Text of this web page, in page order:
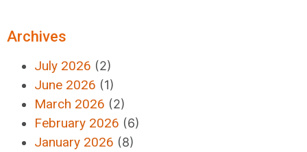
Archives
July 2026 (2)
June 2026 (1)
March 2026 (2)
February 2026 (6)
January 2026 (8)